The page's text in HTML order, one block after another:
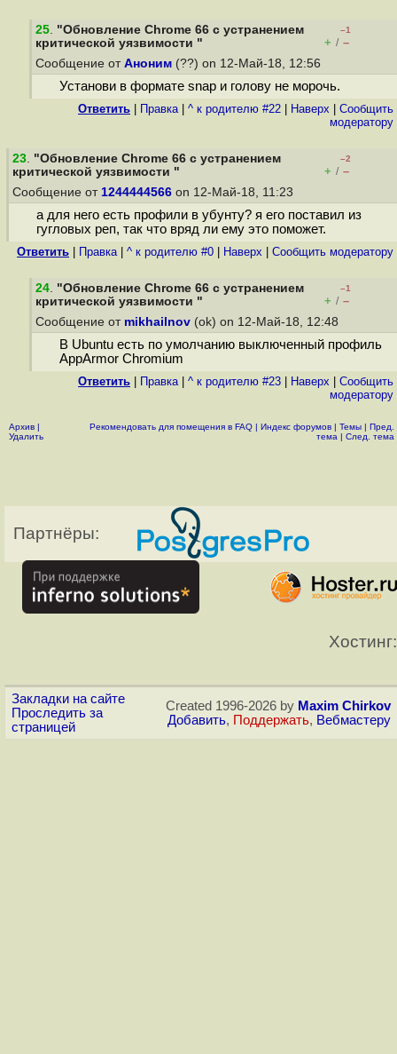
25. "Обновление Chrome 66 с устранением
критической уязвимости "
–1
+ / –
Сообщение от Аноним (??) on 12-Май-18, 12:56
Установи в формате snap и голову не морочь.
Ответить Правка| ^ к родителю #22 Наверх
Cообщить
модератору
23. "Обновление Chrome 66 с устранением
критической уязвимости "
–2
+ / –
Сообщение от 1244444566 on 12-Май-18, 11:23
а для него есть профили в убунту? я его поставил из
гугловых реп, так что вряд ли ему это поможет.
Ответить Правка| ^ к родителю #0 Наверх Cообщить модератору
24. "Обновление Chrome 66 с устранением
критической уязвимости "
–1
+ / –
Сообщение от mikhailnov (ok) on 12-Май-18, 12:48
В Ubuntu есть по умолчанию выключенный профиль
AppArmor Chromium
Ответить Правка| ^ к родителю #23 Наверх
Cообщить
модератору
Архив |
Удалить
Рекомендовать для помещения в FAQ | Индекс форумов | Темы | Пред.
тема | След. тема
Партнёры:
Хостинг:
Закладки на сайте
Проследить за
страницей
Created 1996-2026 by Maxim Chirkov
Добавить, Поддержать, Вебмастеру